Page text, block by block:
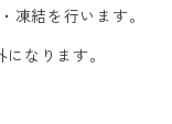
凍結を行います。
なります。